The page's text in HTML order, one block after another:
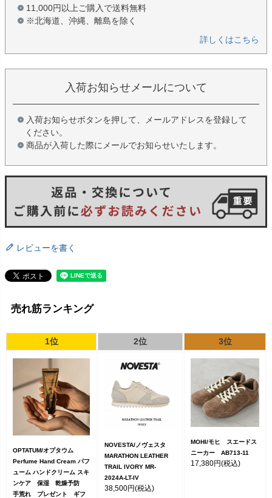
11,000円以上ご購入で送料無料
※北海道、沖縄、離島を除く
詳しくはこちら
入荷お知らせメールについて
入荷お知らせボタンを押して、メールアドレスを登録して
ください。
商品が入荷した際にメールでお知らせいたします。
レビューを書く
売れ筋ランキング
1位 2位 3位
OPTATUM/オプタウム
Perfume Hand Cream パフ
ューム ハンドクリーム スキ
ンケア 保湿 乾燥予防
手荒れ プレゼント ギフ
NOVESTA/ノヴェスタ
MARATHON LEATHER
TRAIL IVORY MR-
2024A-LT-IV
38,500円(税込)
MOHI/モヒ スエードス
ニーカー AB713-11
17,380円(税込)